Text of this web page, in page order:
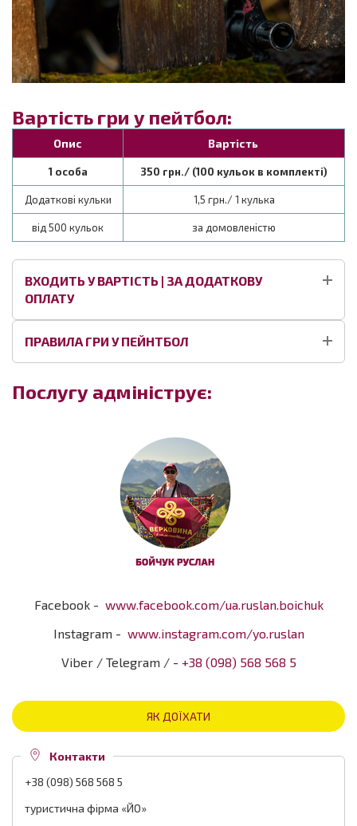
Вартість гри у пейтбол:
Опис Вартість
1 особа 350 грн./ (100 кульок в комплекті)
Додаткові кульки 1,5 грн./ 1 кулька
від 500 кульок за домовленістю
ВХОДИТЬ У ВАРТІСТЬ | ЗА ДОДАТКОВУ
ОПЛАТУ
ПРАВИЛА ГРИ У ПЕЙНТБОЛ
Послугу адмініструє:
Facebook - www.facebook.com/ua.ruslan.boichuk
Instagram - www.instagram.com/yo.ruslan
Viber / Telegram / - +38 (098) 568 568 5
ЯК ДОЇХАТИ
Контакти
+38 (098) 568 568 5
туристична фірма «ЙО»